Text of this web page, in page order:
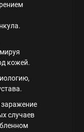
кожей.
заражение
случаев